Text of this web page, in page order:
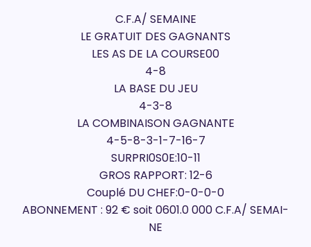
C.F.A/ SEMAINE
LE GRATUIT DES GAGNANTS
LES AS DE LA COURSE00
4-8
LA BASE DU JEU
4-3-8
LA COMBINAISON GAGNANTE
4-5-8-3-1-7-16-7
SURPRI0S0E:10-11
GROS RAPPORT: 12-6
Couplé DU CHEF:0-0-0-0
ABONNEMENT : 92 € soit 0601.0 000 C.F.A/ SEMAI-
NE